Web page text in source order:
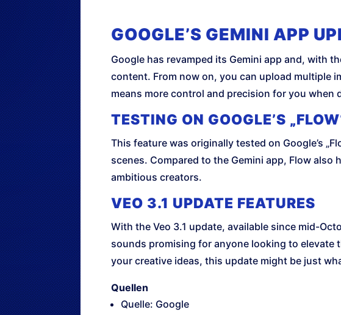
GOOGLE’S GEMINI APP
Google has revamped its Gemini app and, with
content. From now on, you can upload multiple
means more control and precision for you when
TESTING ON GOOGLE’S
This feature was originally tested on Google’s
scenes. Compared to the Gemini app, Flow
ambitious creators.
VEO 3.1 UPDATE FEATURES
With the Veo 3.1 update, available since mid-
sounds promising for anyone looking to elevate
your creative ideas, this update might be just
Quellen
Quelle: Google